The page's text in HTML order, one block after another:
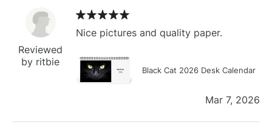
Reviewed
by ritbie
Nice pictures and quality paper.
Black Cat 2026 Desk Calendar
Mar 7, 2026